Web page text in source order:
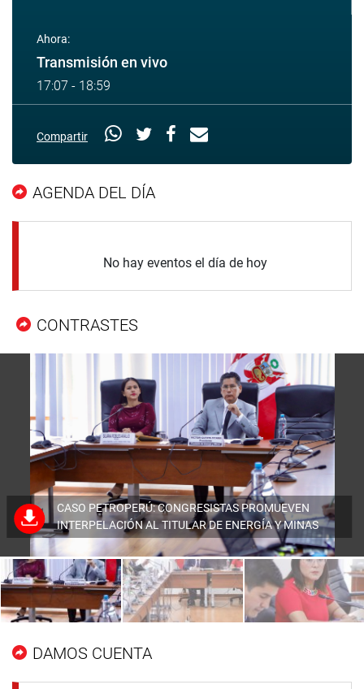
Ahora:
Transmisión en vivo
17:07 - 18:59
Compartir
AGENDA DEL DÍA
No hay eventos el día de hoy
CONTRASTES
CASO PETROPERÚ: CONGRESISTAS PROMUEVEN
INTERPELACIÓN AL TITULAR DE ENERGÍA Y MINAS
MESA DE TRABAJO IMPULSA MEJORA SALARIAL EN
EMPRESAS ELÉCTRICAS DE FONAFE
DAMOS CUENTA